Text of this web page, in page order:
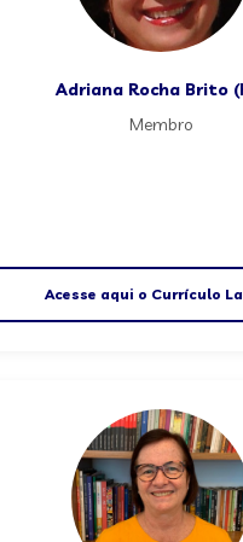
Adriana Rocha Brito
Membro
Acesse aqui o Currículo